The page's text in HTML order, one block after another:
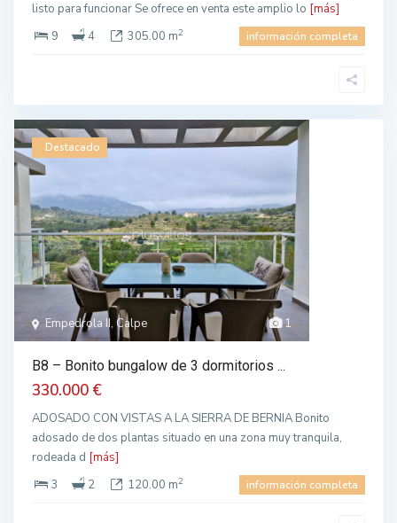
listo para funcionar Se ofrece en venta este amplio lo [más]
9
4 305.00 m2 información completa
1
Empedrola II, Calpe
Destacado
B8 – Bonito bungalow de 3 dormitorios ...
330.000 €
ADOSADO CON VISTAS A LA SIERRA DE BERNIA Bonito
adosado de dos plantas situado en una zona muy tranquila,
rodeada d [más]
3
2 120.00 m2 información completa